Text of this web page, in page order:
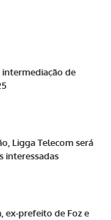
intermediação de
Ligga Telecom será
interessadas
ex-prefeito de Foz e